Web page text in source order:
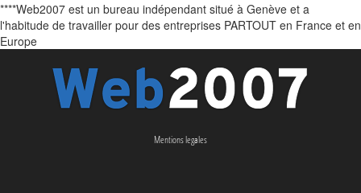
****Web2007 est un bureau indépendant situé à Genève et a
l'habitude de travailler pour des entreprises PARTOUT en France et en
Europe
Mentions legales